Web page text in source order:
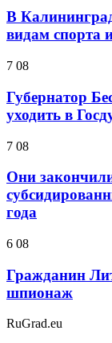
В
видам спорта
7 08
Губернатор
уходить в
7 08
Они
года
6 08
Гражданин
шпионаж
RuGrad.eu